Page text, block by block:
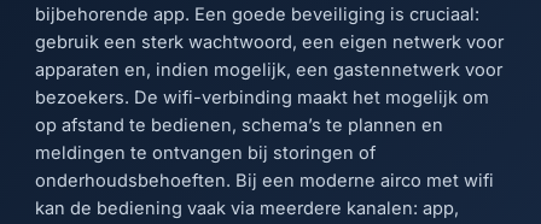
bijbehorende app. Een goede beveiliging is cruciaal:
gebruik een sterk wachtwoord, een eigen netwerk voor
apparaten en, indien mogelijk, een gastennetwerk voor
bezoekers. De wifi-verbinding maakt het mogelijk om
op afstand te bedienen, schema’s te plannen en
meldingen te ontvangen bij storingen of
onderhoudsbehoeften. Bij een moderne airco met wifi
kan de bediening vaak via meerdere kanalen: app,